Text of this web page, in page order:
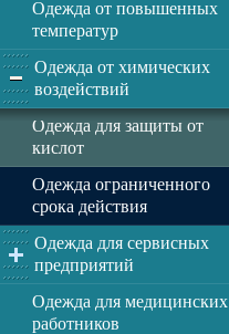
Одежда от повышенных
температур
Одежда от химических
воздействий
Одежда для защиты от
кислот
Одежда ограниченного
срока действия
Одежда для сервисных
предприятий
Одежда для медицинских
работников